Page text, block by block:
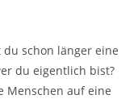
schon länger eine
du eigentlich bist?
Menschen auf eine